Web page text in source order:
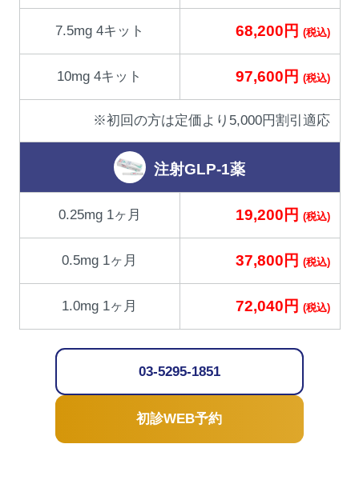
7.5mg 4キット 68,200円 (税込)
10mg 4キット 97,600円 (税込)
※初回の方は定価より5,000円割引適応
注射GLP-1薬
0.25mg 1ヶ月 19,200円 (税込)
0.5mg 1ヶ月 37,800円 (税込)
1.0mg 1ヶ月 72,040円 (税込)
03-5295-1851
初診WEB予約